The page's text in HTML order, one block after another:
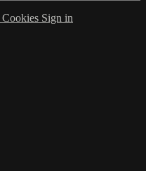
Cookies Sign in